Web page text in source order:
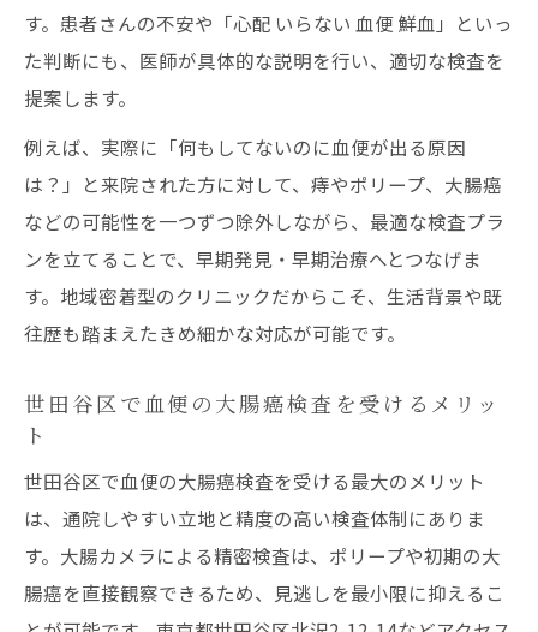
す。患者さんの不安や「心配 いらない 血便 鮮血」といっ
た判断にも、医師が具体的な説明を行い、適切な検査を
提案します。
例えば、実際に「何もしてないのに血便が出る原因
は？」と来院された方に対して、痔やポリープ、大腸癌
などの可能性を一つずつ除外しながら、最適な検査プラ
ンを立てることで、早期発見・早期治療へとつなげま
す。地域密着型のクリニックだからこそ、生活背景や既
往歴も踏まえたきめ細かな対応が可能です。
世田谷区で血便の大腸癌検査を受けるメリッ
ト
世田谷区で血便の大腸癌検査を受ける最大のメリット
は、通院しやすい立地と精度の高い検査体制にありま
す。大腸カメラによる精密検査は、ポリープや初期の大
腸癌を直接観察できるため、見逃しを最小限に抑えるこ